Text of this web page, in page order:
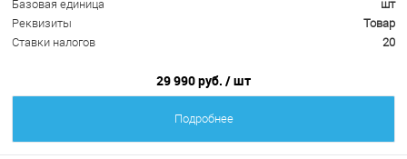
Базовая единица
шт
Реквизиты
Товар
Ставки налогов
20
29 990 руб. / шт
Подробнее